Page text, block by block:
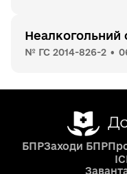
Неалкогольний
№ ГС 2014-826-2 •
БПРЗаходи БПР